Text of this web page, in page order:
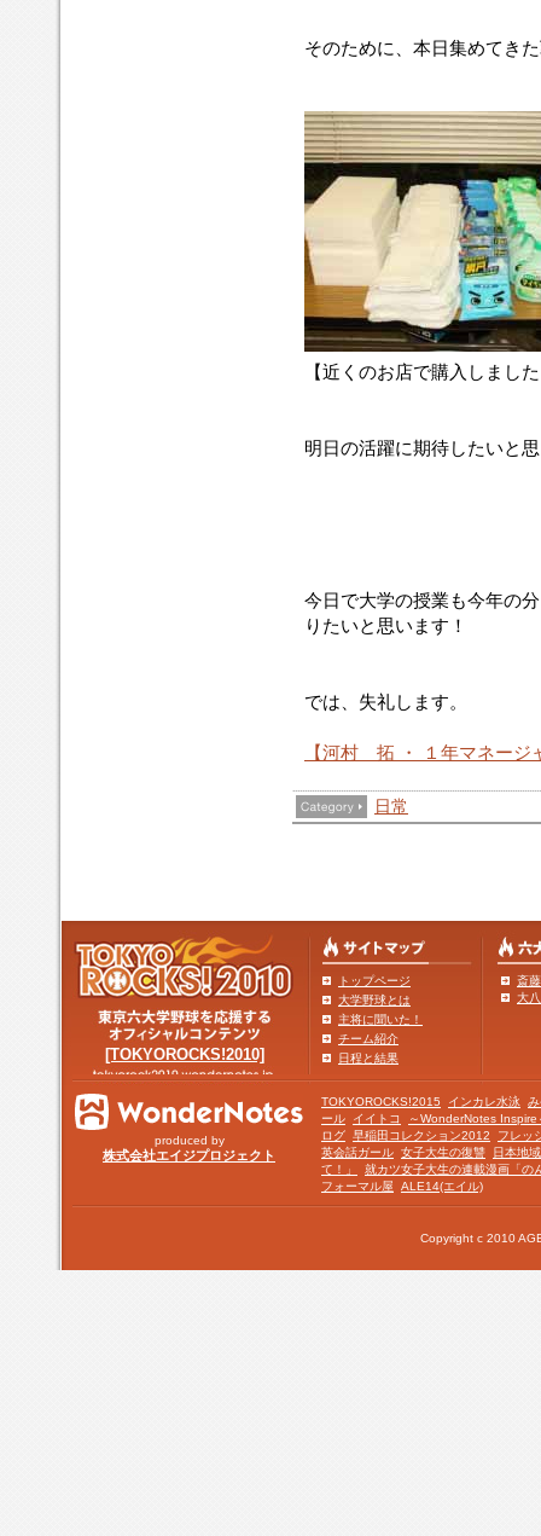
そのために、本日集めてき
【近くのお店で購入しまし
明日の活躍に期待したいと
今日で大学の授業も今年の
りたいと思います！
では、失礼します。
【河村 拓 ・ １年マネージ
日常
[TOKYOROCKS!2010]
トップページ
大学野球とは
主将に聞いた！
チーム紹介
日程と結果
斎
大
produced by
株式会社エイジプロジェクト
TOKYOROCKS!2015 インカレ水泳
ール
イイトコ
～WonderNotes Inspire
ログ 早稲田コレクション2012
フレッ
英会話ガール 女子大生の復讐
日本地
て！」
就カツ女子大生の連載漫画「の
フォーマル屋
ALE14(エイル)
Copyright c 2010